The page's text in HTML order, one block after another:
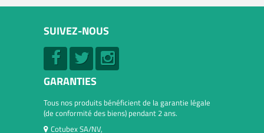
SUIVEZ-NOUS
GARANTIES
Tous nos produits bénéficient de la garantie légale
(de conformité des biens) pendant 2 ans.
Cotubex SA/NV,